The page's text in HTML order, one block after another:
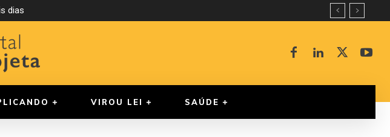
diasBrasília
VIROU LEI SAÚDE